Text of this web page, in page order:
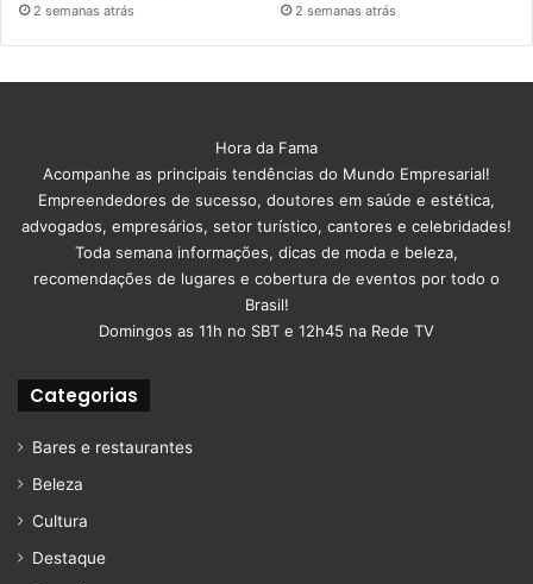
2 semanas atrás 2 semanas atrás
Hora da Fama
Acompanhe as principais tendências do Mundo Empresarial!
Empreendedores de sucesso, doutores em saúde e estética,
advogados, empresários, setor turístico, cantores e celebridades!
Toda semana informações, dicas de moda e beleza,
recomendações de lugares e cobertura de eventos por todo o
Brasil!
Domingos as 11h no SBT e 12h45 na Rede TV
Categorias
Bares e restaurantes
Beleza
Cultura
Destaque